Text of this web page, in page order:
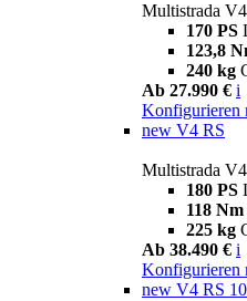
Multistrada
170 PS
123,8
240 kg
Ab 27.990 € i
Konfigurieren
new V4 RS
Multistrada
180 PS
118 Nm
225 kg
Ab 38.490 € i
Konfigurieren
new V4 RS